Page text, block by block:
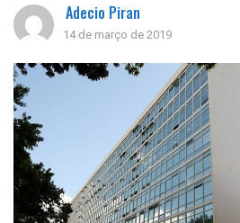
Adecio Piran
14 de março de 2019